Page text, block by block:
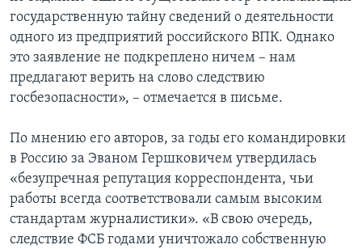
государственную тайну сведений о деятельности
одного из предприятий российского ВПК. Однако
это заявление не подкреплено ничем – нам
предлагают верить на слово следствию
госбезопасности», – отмечается в письме.
По мнению его авторов, за годы его командировки
в Россию за Эваном Гершковичем утвердилась
«безупречная репутация корреспондента, чьи
работы всегда соответствовали самым высоким
стандартам журналистики». «В свою очередь,
следствие ФСБ годами уничтожало собственную